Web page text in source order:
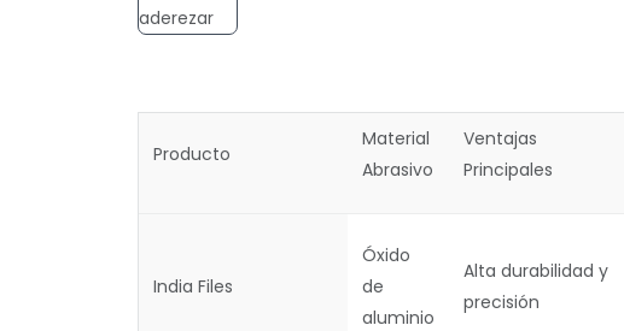
Producto
Material
Abrasivo
Ventajas
Principales
India Files
Óxido
de
aluminio
Alta durabilidad y
precisión